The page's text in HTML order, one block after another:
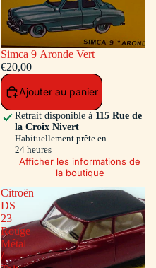
Simca 9 Aronde Vert
€20,00
Ajouter au panier
Retrait disponible à 115 Rue de
la Croix Nivert
Habituellement prête en
24 heures
Afficher les informations de
la boutique
Citroën
DS
23
Rouge
Métal
/